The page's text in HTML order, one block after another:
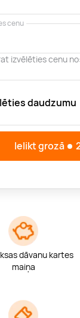
cenu
izvēlēties cenu
daudzumu
Ielikt grozā
dāvanu kartes
maiņa